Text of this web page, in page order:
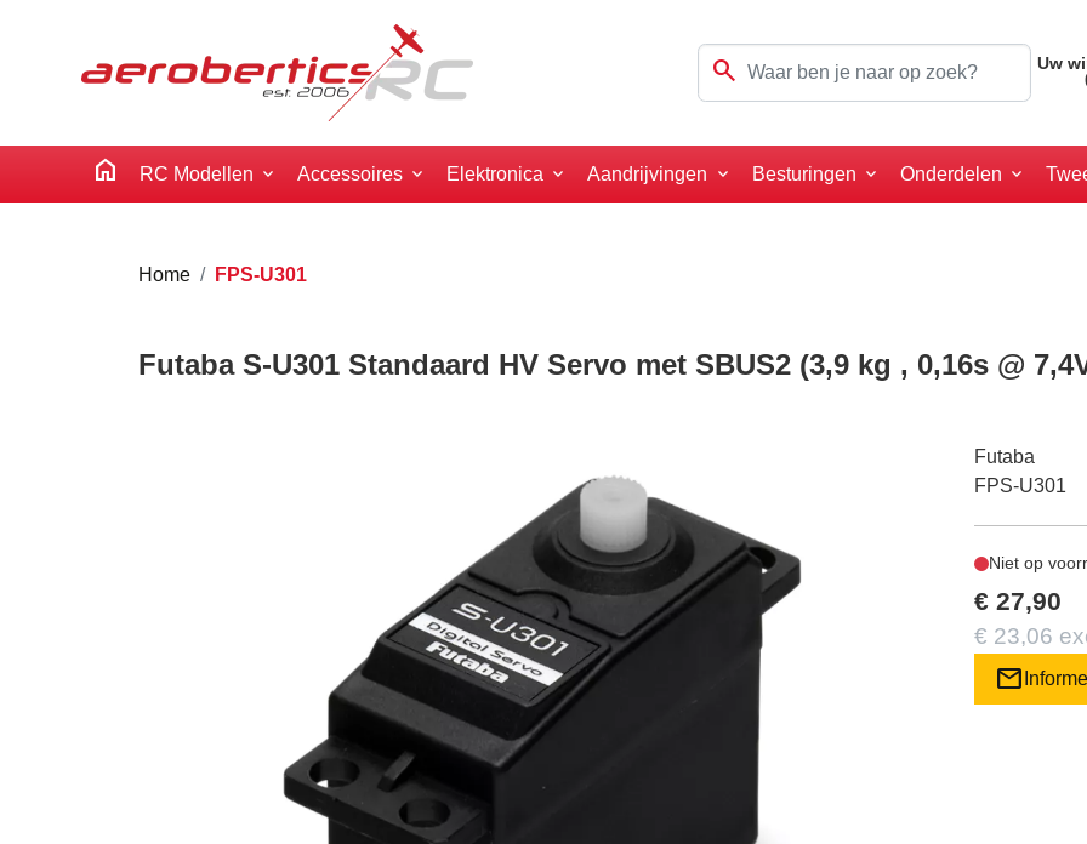
search Uw
home RC Modellen Accessoires Elektronica Aandrijvingen Besturingen Onderdelen
Home FPS-U301
Futaba S-U301 Standaard HV Servo met SBUS2 (3,9 kg , 0,16s @
Futaba
FPS-U301
Niet op
€ 27,90
€ 23,06
mail